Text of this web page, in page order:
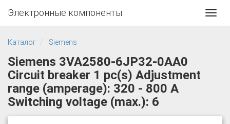
Электронные компоненты
Каталог Siemens
Siemens 3VA2580-6JP32-0AA0
Circuit breaker 1 pc(s) Adjustment
range (amperage): 320 - 800 A
Switching voltage (max.): 6